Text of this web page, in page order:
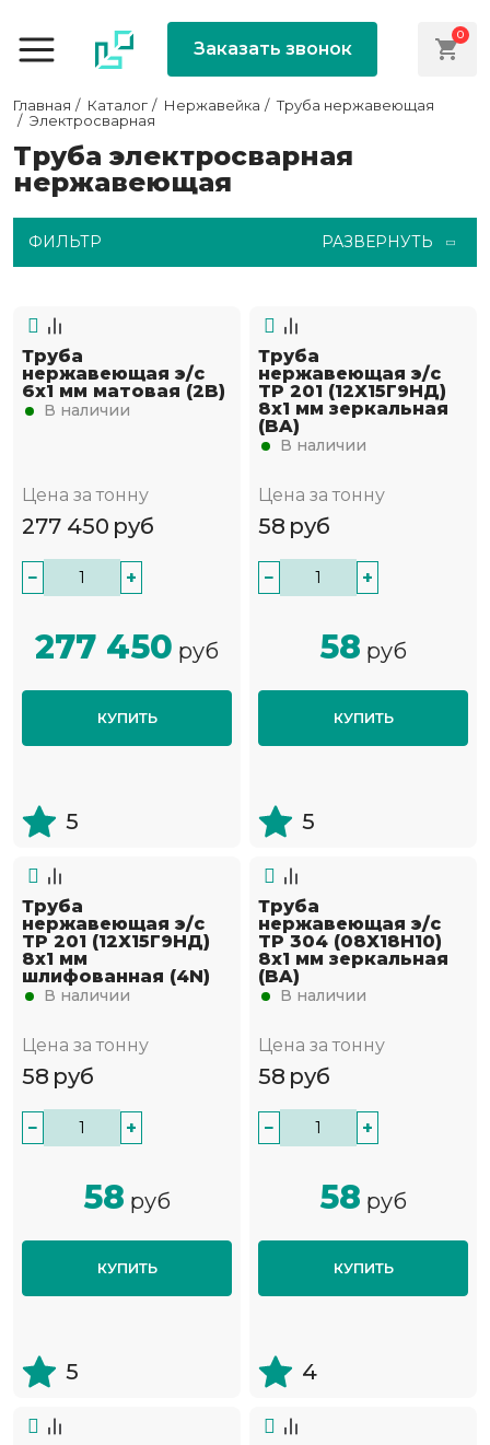
Заказать звонок
0
Главная Каталог Нержавейка
Труба нержавеющая
Электросварная
Труба электросварная
нержавеющая
ФИЛЬТР РАЗВЕРНУТЬ
Труба
нержавеющая э/с
6х1 мм матовая (2B)
В наличии
Цена за тонну
277 450 руб
− +
277 450 руб
КУПИТЬ
5
Труба
нержавеющая э/с
TP 201 (12Х15Г9НД)
8х1 мм зеркальная
(BA)
В наличии
Цена за тонну
58 руб
− +
58 руб
КУПИТЬ
5
Труба
нержавеющая э/с
TP 201 (12Х15Г9НД)
8х1 мм
шлифованная (4N)
В наличии
Цена за тонну
58 руб
− +
58 руб
КУПИТЬ
5
Труба
нержавеющая э/с
TP 304 (08Х18Н10)
8х1 мм зеркальная
(BA)
В наличии
Цена за тонну
58 руб
− +
58 руб
КУПИТЬ
4